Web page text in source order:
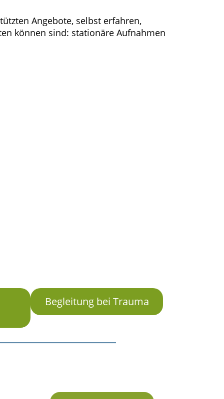
Angebote, selbst erfahren,
können sind: stationäre Aufnahmen
Begleitung bei Trauma